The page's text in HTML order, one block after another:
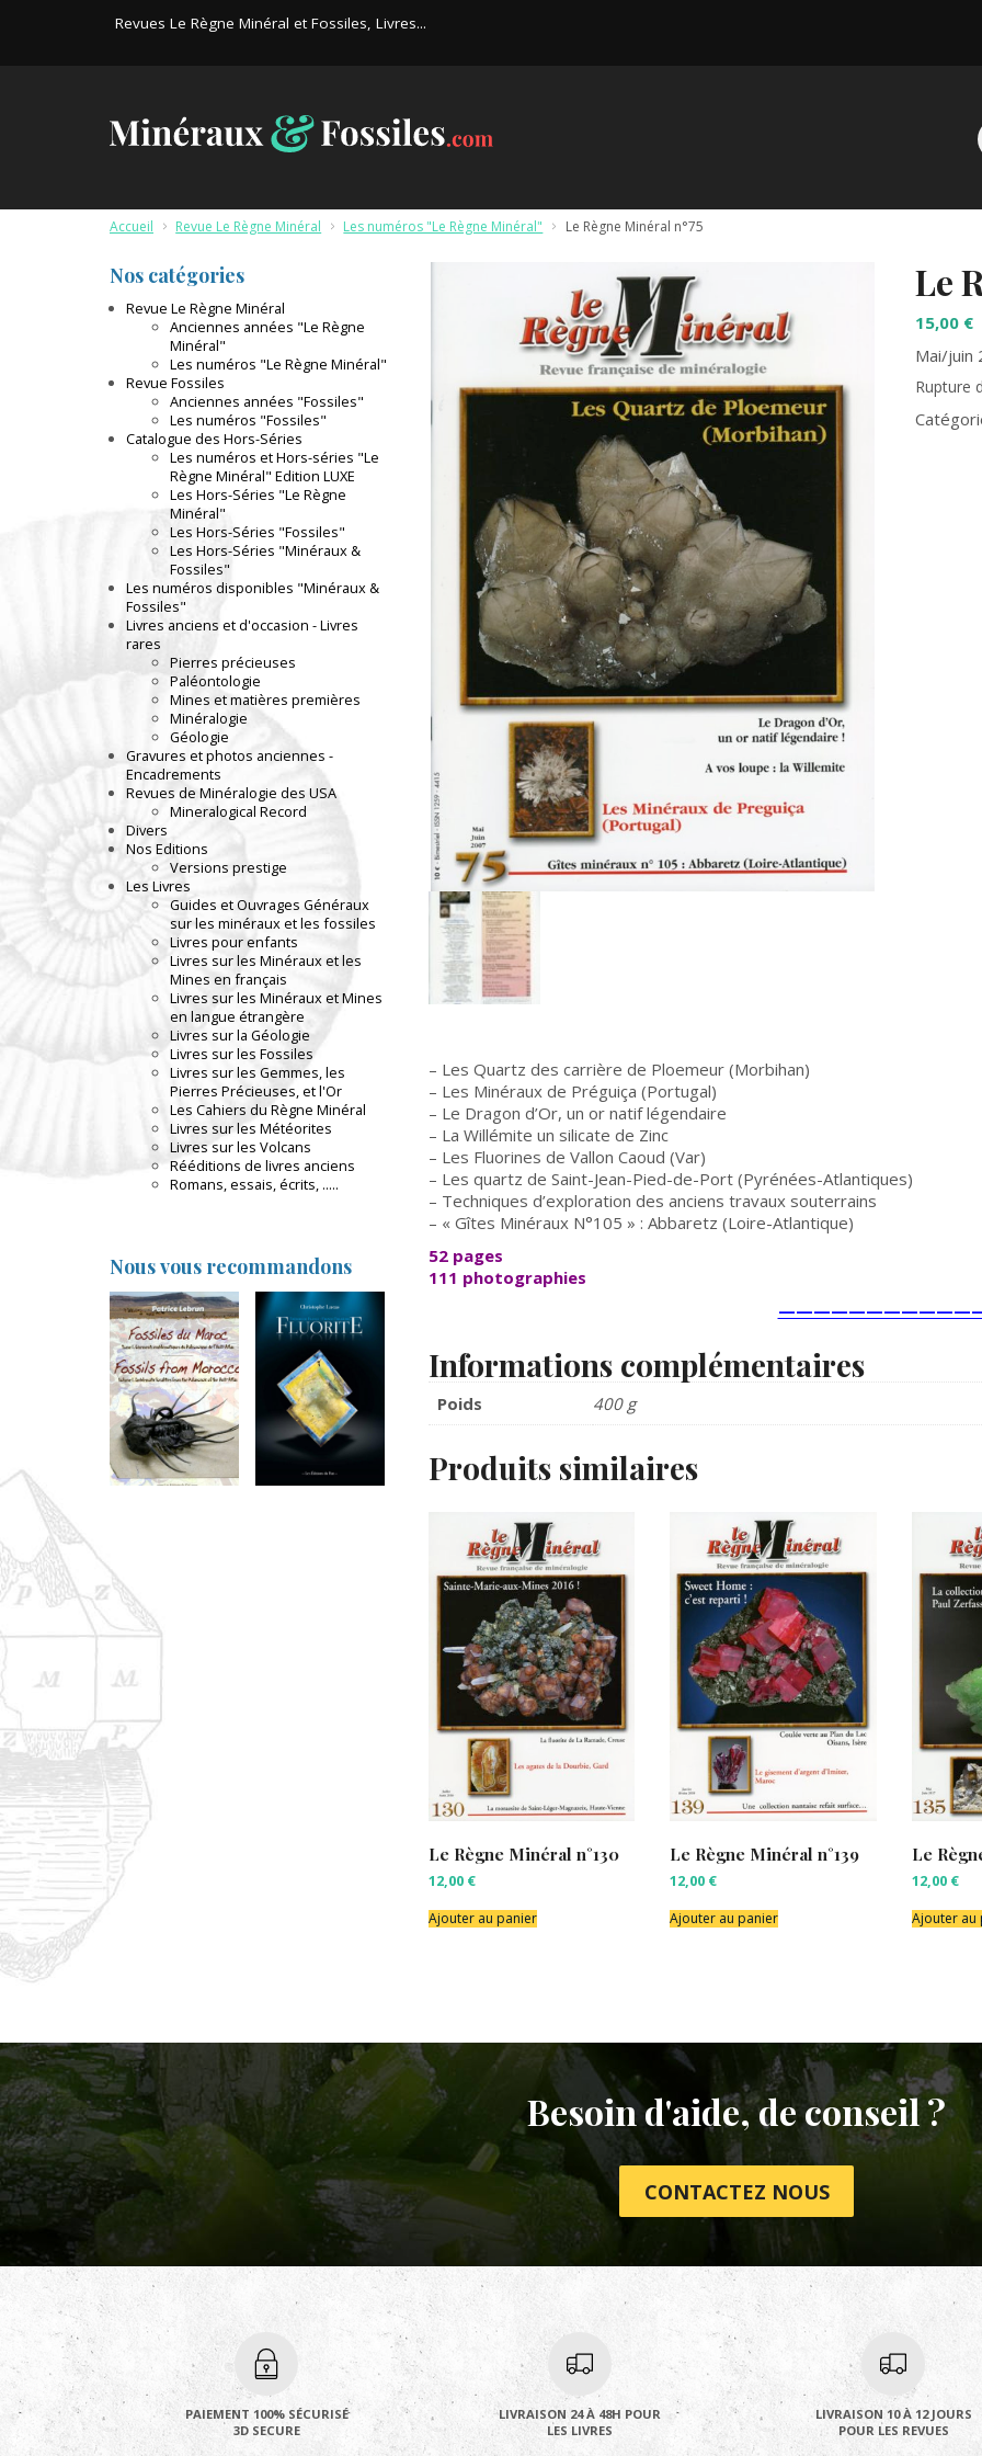
Revues Le Règne Minéral et Fossiles, Livres...
Accueil > Revue Le Règne Minéral > Les numéros "Le Règne Minéral" > Le Règne Minéral n°75
Le
15,00 €
Mai/juin
Rupture
– Les Quartz des carrière de Ploemeur (Morbihan)
– Les Minéraux de Préguiça (Portugal)
– Le Dragon d’Or, un or natif légendaire
– La Willémite un silicate de Zinc
– Les Fluorines de Vallon Caoud (Var)
– Les quartz de Saint-Jean-Pied-de-Port (Pyrénées-Atlantiques)
– Techniques d’exploration des anciens travaux souterrains
– « Gîtes Minéraux N°105 » : Abbaretz (Loire-Atlantique)
52 pages
111 photographies
Informations complémentaires
Poids 400 g
Produits similaires
Le Règne Minéral n°130
12,00 €
Ajouter au panier
Le Règne Minéral n°139
12,00 €
Ajouter au panier
Le
12,00 €
Ajouter au
Nos catégories
Revue Le Règne Minéral
Anciennes années "Le Règne
Minéral"
Les numéros "Le Règne Minéral"
Revue Fossiles
Anciennes années "Fossiles"
Les numéros "Fossiles"
Catalogue des Hors-Séries
Les numéros et Hors-séries "Le
Règne Minéral" Edition LUXE
Les Hors-Séries "Le Règne
Minéral"
Les Hors-Séries "Fossiles"
Les Hors-Séries "Minéraux &
Fossiles"
Les numéros disponibles "Minéraux &
Fossiles"
Livres anciens et d'occasion - Livres
rares
Pierres précieuses
Paléontologie
Mines et matières premières
Minéralogie
Géologie
Gravures et photos anciennes -
Encadrements
Revues de Minéralogie des USA
Mineralogical Record
Divers
Nos Editions
Versions prestige
Les Livres
Guides et Ouvrages Généraux
sur les minéraux et les fossiles
Livres pour enfants
Livres sur les Minéraux et les
Mines en français
Livres sur les Minéraux et Mines
en langue étrangère
Livres sur la Géologie
Livres sur les Fossiles
Livres sur les Gemmes, les
Pierres Précieuses, et l'Or
Les Cahiers du Règne Minéral
Livres sur les Météorites
Livres sur les Volcans
Rééditions de livres anciens
Romans, essais, écrits, .....
Nous vous recommandons
Besoin d'aide, de conseil ?
CONTACTEZ NOUS
PAIEMENT 100% SÉCURISÉ
3D SECURE
LIVRAISON 24 À 48H POUR
LES LIVRES
LIVRAISON 10 À 12 JOURS
POUR LES REVUES